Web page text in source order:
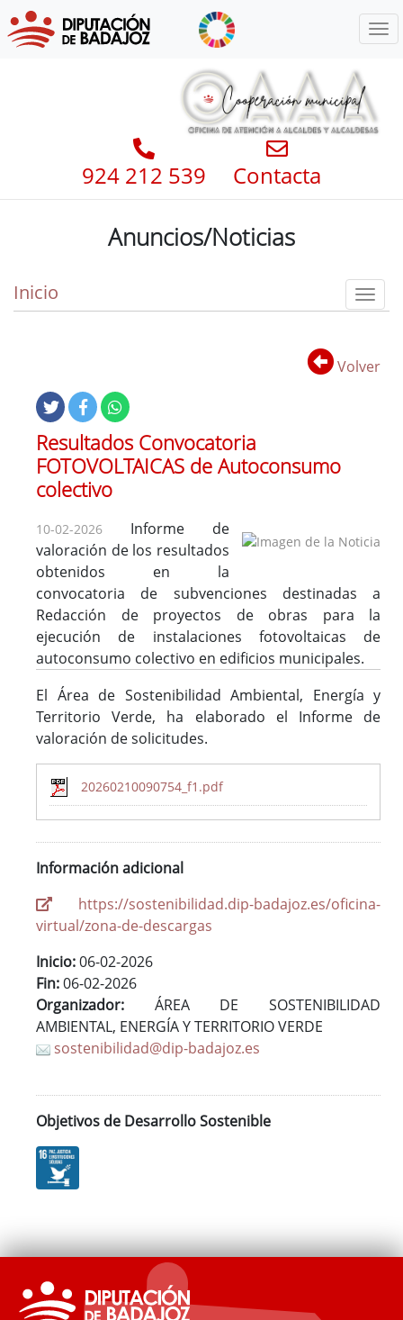
924 212 539 Contacta
Anuncios/Noticias
Inicio
Volver
Resultados Convocatoria
FOTOVOLTAICAS de Autoconsumo
colectivo
10-02-2026 Informe de
valoración de los resultados
obtenidos en la
convocatoria de subvenciones destinadas a
Redacción de proyectos de obras para la
ejecución de instalaciones fotovoltaicas de
autoconsumo colectivo en edificios municipales.
El Área de Sostenibilidad Ambiental, Energía y
Territorio Verde, ha elaborado el Informe de
valoración de solicitudes.
20260210090754_f1.pdf
Información adicional
https://sostenibilidad.dip-badajoz.es/oficina-
virtual/zona-de-descargas
Inicio:06-02-2026
Fin:06-02-2026
Organizador: ÁREA DE SOSTENIBILIDAD
AMBIENTAL, ENERGÍA Y TERRITORIO VERDE
sostenibilidad@dip-badajoz.es
Objetivos de Desarrollo Sostenible